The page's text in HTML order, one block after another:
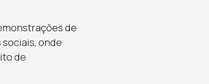
de
onde
de